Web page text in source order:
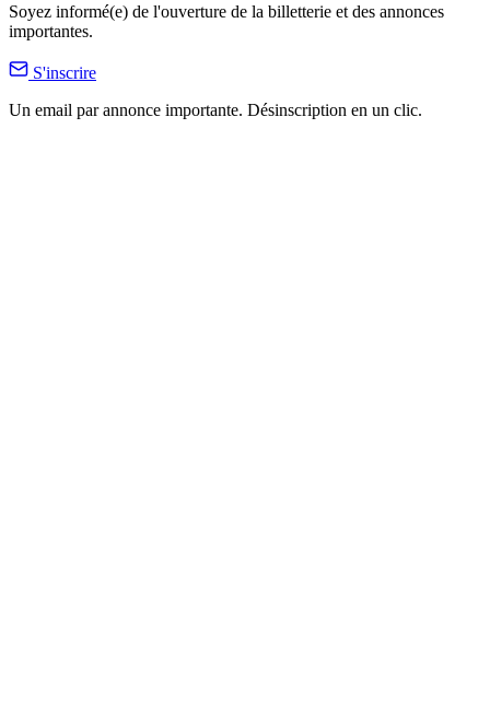
Soyez informé(e) de l'ouverture de la billetterie et des annonces
importantes.
S'inscrire
Un email par annonce importante. Désinscription en un clic.